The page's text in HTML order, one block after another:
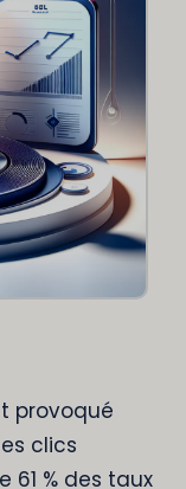
provoqué
clics
61 % des taux